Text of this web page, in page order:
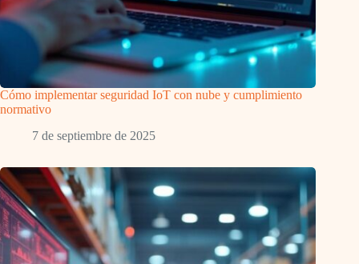
Cómo implementar seguridad IoT con nube y cumplimiento
normativo
7 de septiembre de 2025